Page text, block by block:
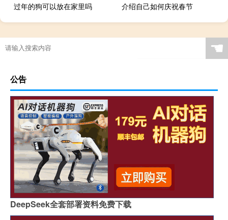
过年的狗可以放在家里吗 介绍自己如何庆祝春节
☚
公告
DeepSeek全套部署资料免费下载